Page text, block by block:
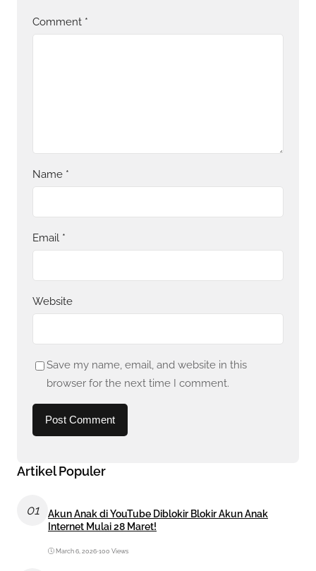
Comment *
Name *
Email *
Website
Save my name, email, and website in this
browser for the next time I comment.
Artikel Populer
01
Akun Anak di YouTube Diblokir Blokir Akun Anak
Internet Mulai 28 Maret!
March 6, 2026•100 Views